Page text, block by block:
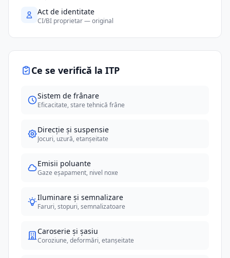
Act de identitate
CI/BI proprietar — original
Ce se verifică la ITP
Sistem de frânare
Eficacitate, stare tehnică frâne
Direcție și suspensie
Jocuri, uzură, etanșeitate
Emisii poluante
Gaze eșapament, nivel noxe
Iluminare și semnalizare
Faruri, stopuri, semnalizatoare
Caroserie și șasiu
Coroziune, deformări, etanșeitate